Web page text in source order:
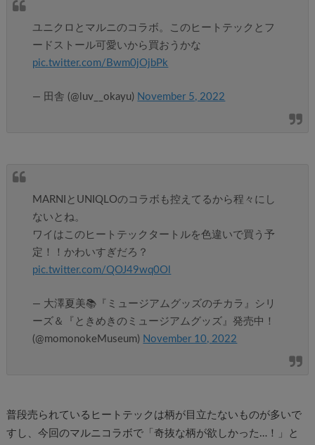
ユニクロとマルニのコラボ。このヒートテックとフ
ードストール可愛いから買おうかな
pic.twitter.com/Bwm0jOjbPk
— 田舎 (@luv__okayu) November 5, 2022
MARNIとUNIQLOのコラボも控えてるから程々にし
ないとね。
ワイはこのヒートテックタートルを色違いで買う予
定！！かわいすぎだろ？
pic.twitter.com/QOJ49wq0Ol
— 大澤夏美📚『ミュージアムグッズのチカラ』シリ
ーズ＆『ときめきのミュージアムグッズ』発売中！
(@momonokeMuseum) November 10, 2022
普段売られているヒートテックは柄が目立たないものが多いで
すし、今回のマルニコラボで「奇抜な柄が欲しかった…！」と